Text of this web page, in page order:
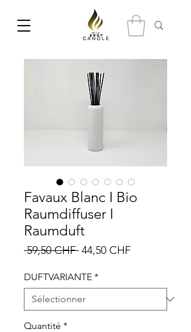
Favaux Blanc I Bio
Raumdiffuser I
Raumduft
59,50 CHF Prix
44,50 CHFPrix
DUFTVARIANTE *
Quantité *